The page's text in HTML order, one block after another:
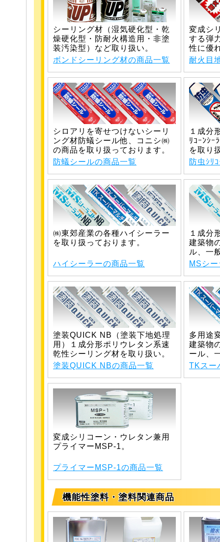
シーリング材（湿気硬化型・乾
燥硬化型・防耐火構造用・非塗
装汚染型）など取り扱い。
ボンドシーリング材の商品一覧
変成シ
する弾
性に優
耐火目
シロアリを寄せつけないシーリ
ング材防蟻シール他、コニシ㈱
の商品を取り扱っております。
防蟻シールの商品一覧
１成分
ﾘｺｰﾝｼｰ
を取り
防虫ｼﾘ
㈱東郊産業の各種ハイシーラー
を取り扱っております。
ハイシーラーの商品一覧
１成分
建築物
ル、一
MSシ
塗装QUICK NB（塗装下地処理
用）１成分形ポリウレタン系速
乾性シーリング材を取り扱い。
塗装QUICK NBの商品一覧
多用途
建築物
ール、
TKスー
変成シリコーン・ウレタン兼用
プライマーMSP-1。
プライマーMSP-1の商品一覧
機能性塗料・塗料関連商品